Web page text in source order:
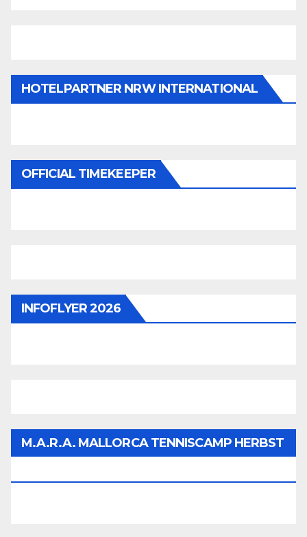
HOTELPARTNER NRW INTERNATIONAL
OFFICIAL TIMEKEEPER
INFOFLYER 2026
M.A.R.A. MALLORCA TENNISCAMP HERBST